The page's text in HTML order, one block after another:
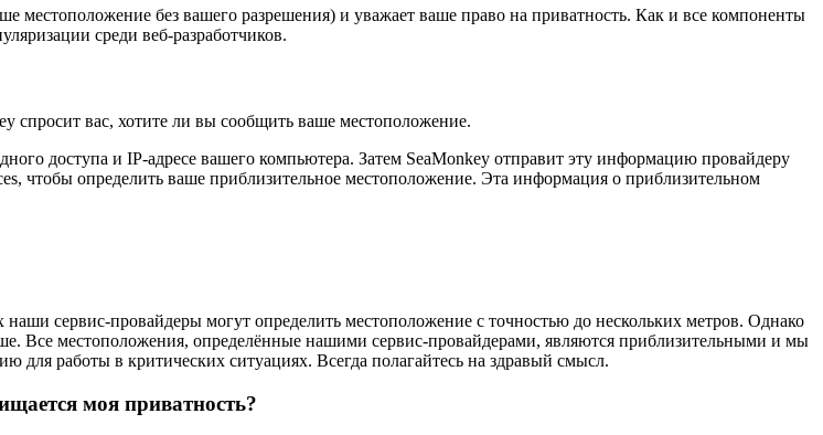
местоположение без вашего разрешения) и уважает ваше право на приватность. Как и все компоненты
среди веб-разработчиков.
спросит вас, хотите ли вы сообщить ваше местоположение.
доступа и IP-адресе вашего компьютера. Затем SeaMonkey отправит эту информацию провайдеру
чтобы определить ваше приблизительное местоположение. Эта информация о приблизительном
сервис-провайдеры могут определить местоположение с точностью до нескольких метров. Однако
Все местоположения, определённые нашими сервис-провайдерами, являются приблизительными и мы
для работы в критических ситуациях. Всегда полагайтесь на здравый смысл.
моя приватность?